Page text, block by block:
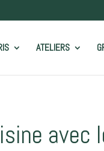
ATELIERS
avec